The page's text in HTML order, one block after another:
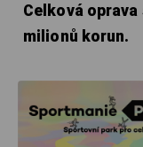
Celková
milionů korun.